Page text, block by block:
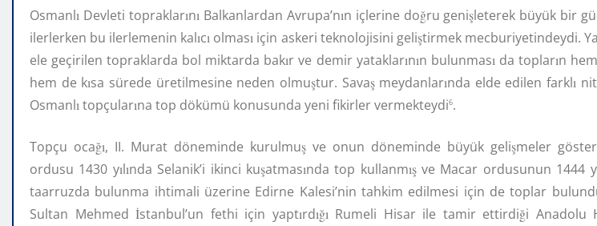
Osmanlı Devleti topraklarını Balkanlardan Avrupa’nın içlerine doğru genişleterek büyük bir
ilerlerken bu ilerlemenin kalıcı olması için askeri teknolojisini geliştirmek mecburiyetindeydi.
ele geçirilen topraklarda bol miktarda bakır ve demir yataklarının bulunması da topların
hem de kısa sürede üretilmesine neden olmuştur. Savaş meydanlarında elde edilen farklı
Osmanlı topçularına top dökümü konusunda yeni fikirler vermekteydi6.
Topçu ocağı, II. Murat döneminde kurulmuş ve onun döneminde büyük gelişmeler
ordusu 1430 yılında Selanik’i ikinci kuşatmasında top kullanmışve Macar ordusunun 1444 y
taarruzda bulunma ihtimali üzerine Edirne Kalesi’nin tahkim edilmesi için de toplar
Sultan Mehmedİstanbul’un fethi için yaptırdığıRumeli Hisar ile tamir ettirdiği Anadolu